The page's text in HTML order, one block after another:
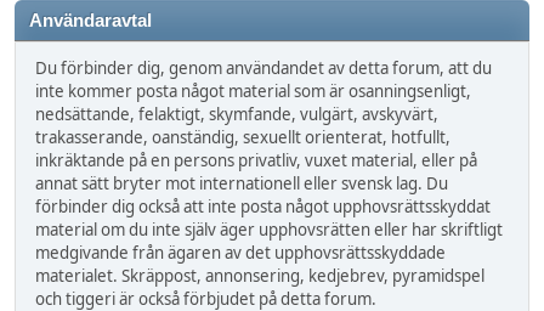
Användaravtal
Du förbinder dig, genom användandet av detta forum, att du
inte kommer posta något material som är osanningsenligt,
nedsättande, felaktigt, skymfande, vulgärt, avskyvärt,
trakasserande, oanständig, sexuellt orienterat, hotfullt,
inkräktande på en persons privatliv, vuxet material, eller på
annat sätt bryter mot internationell eller svensk lag. Du
förbinder dig också att inte posta något upphovsrättsskyddat
material om du inte själv äger upphovsrätten eller har skriftligt
medgivande från ägaren av det upphovsrättsskyddade
materialet. Skräppost, annonsering, kedjebrev, pyramidspel
och tiggeri är också förbjudet på detta forum.